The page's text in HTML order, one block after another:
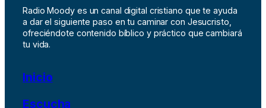
Radio Moody es un canal digital cristiano que te ayuda
a dar el siguiente paso en tu caminar con Jesucristo,
ofreciéndote contenido bíblico y práctico que cambiará
tu vida.
Inicio
Escucha